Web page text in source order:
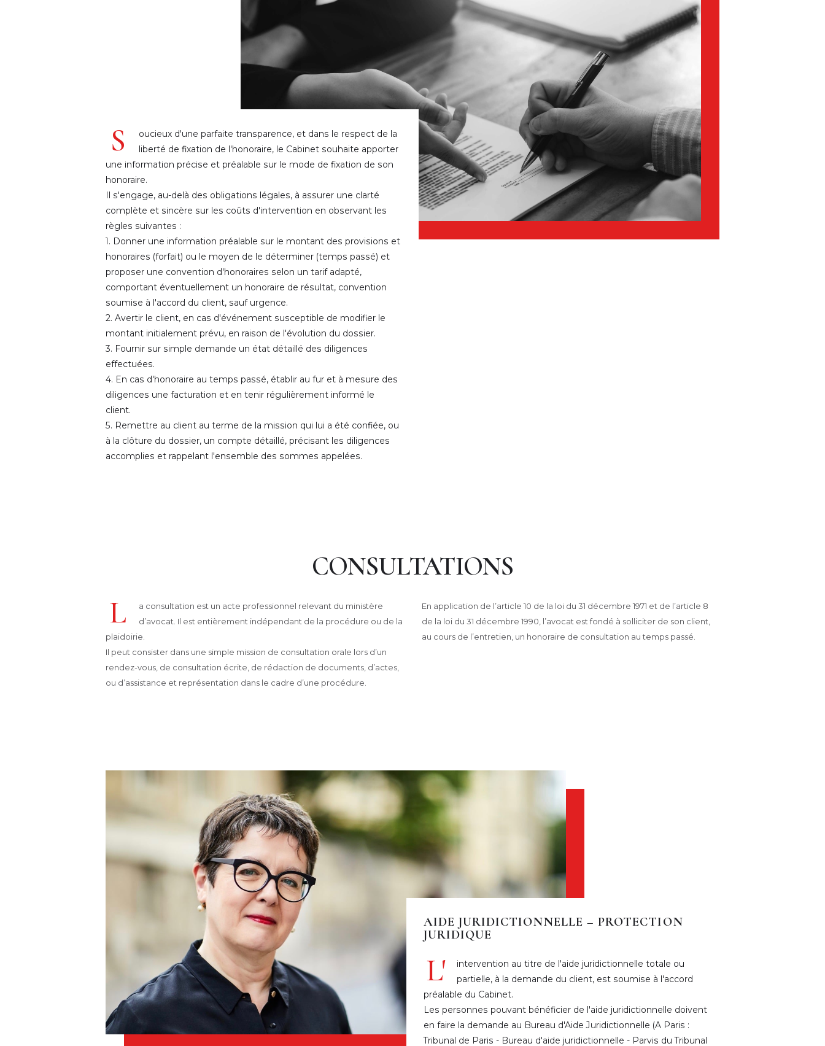
S
oucieux d'une parfaite transparence, et dans le respect de la
liberté de fixation de l'honoraire, le Cabinet souhaite apporter
une information précise et préalable sur le mode de fixation de son
honoraire.
Il s'engage, au-delà des obligations légales, à assurer une clarté
complète et sincère sur les coûts d'intervention en observant les
règles suivantes :
1. Donner une information préalable sur le montant des provisions et
honoraires (forfait) ou le moyen de le déterminer (temps passé) et
proposer une convention d'honoraires selon un tarif adapté,
comportant éventuellement un honoraire de résultat, convention
soumise à l'accord du client, sauf urgence.
2. Avertir le client, en cas d'événement susceptible de modifier le
montant initialement prévu, en raison de l'évolution du dossier.
3. Fournir sur simple demande un état détaillé des diligences
effectuées.
4. En cas d'honoraire au temps passé, établir au fur et à mesure des
diligences une facturation et en tenir régulièrement informé le
client.
5. Remettre au client au terme de la mission qui lui a été confiée, ou
à la clôture du dossier, un compte détaillé, précisant les diligences
accomplies et rappelant l'ensemble des sommes appelées.
CONSULTATIONS
L
a consultation est un acte professionnel relevant du ministère
d’avocat. Il est entièrement indépendant de la procédure ou de la
plaidoirie.
Il peut consister dans une simple mission de consultation orale lors d’un
rendez-vous, de consultation écrite, de rédaction de documents, d’actes,
ou d’assistance et représentation dans le cadre d’une procédure.
En application de l’article 10 de la loi du 31 décembre 1971 et de l’article 8
de la loi du 31 décembre 1990, l’avocat est fondé à solliciter de son client,
au cours de l’entretien, un honoraire de consultation au temps passé.
AIDE JURIDICTIONNELLE – PROTECTION
JURIDIQUE
L'
intervention au titre de l'aide juridictionnelle totale ou
partielle, à la demande du client, est soumise à l'accord
préalable du Cabinet.
Les personnes pouvant bénéficier de l'aide juridictionnelle doivent
en faire la demande au Bureau d'Aide Juridictionnelle (A Paris :
Tribunal de Paris - Bureau d'aide juridictionnelle - Parvis du Tribunal